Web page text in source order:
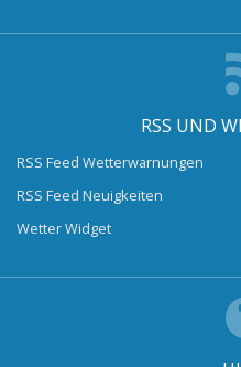
RSS UND
RSS Feed Wetterwarnungen
RSS Feed Neuigkeiten
Wetter Widget